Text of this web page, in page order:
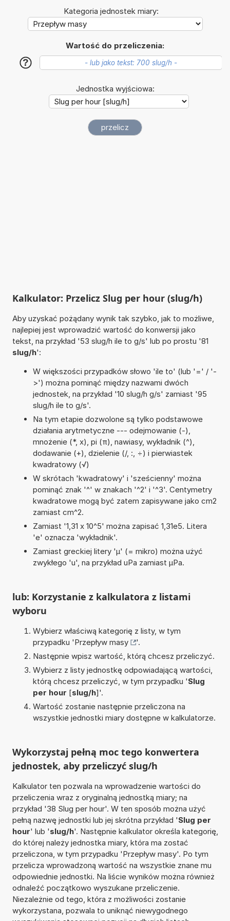
Kategoria jednostek miary:
Wartość do przeliczenia:
?
Jednostka wyjściowa:
Kalkulator: Przelicz Slug per hour (slug/h)
Aby uzyskać pożądany wynik tak szybko, jak to możliwe,
najlepiej jest wprowadzić wartość do konwersji jako
tekst, na przykład '53 slug/h ile to g/s' lub po prostu '81
slug/h':
W większości przypadków słowo 'ile to' (lub '=' / '-
>') można pominąć między nazwami dwóch
jednostek, na przykład '10 slug/h g/s' zamiast '95
slug/h ile to g/s'.
Na tym etapie dozwolone są tylko podstawowe
działania arytmetyczne --- odejmowanie (-),
mnożenie (*, x), pi (π), nawiasy, wykładnik (^),
dodawanie (+), dzielenie (/, :, ÷) i pierwiastek
kwadratowy (√)
W skrótach 'kwadratowy' i 'sześcienny' można
pominąć znak '^' w znakach '^2' i '^3'. Centymetry
kwadratowe mogą być zatem zapisywane jako cm2
zamiast cm^2.
Zamiast '1,31 x 10^5' można zapisać 1,31e5. Litera
'e' oznacza 'wykładnik'.
Zamiast greckiej litery 'µ' (= mikro) można użyć
zwykłego 'u', na przykład uPa zamiast µPa.
lub: Korzystanie z kalkulatora z listami
wyboru
Wybierz właściwą kategorię z listy, w tym
przypadku 'Przepływ masy
'.
Następnie wpisz wartość, którą chcesz przeliczyć.
Wybierz z listy jednostkę odpowiadającą wartości,
którą chcesz przeliczyć, w tym przypadku 'Slug
per hour [slug/h]'.
Wartość zostanie następnie przeliczona na
wszystkie jednostki miary dostępne w kalkulatorze.
Wykorzystaj pełną moc tego konwertera
jednostek, aby przeliczyć slug/h
Kalkulator ten pozwala na wprowadzenie wartości do
przeliczenia wraz z oryginalną jednostką miary; na
przykład '38 Slug per hour'. W ten sposób można użyć
pełną nazwę jednostki lub jej skrótna przykład 'Slug per
hour' lub 'slug/h'. Następnie kalkulator określa kategorię,
do której należy jednostka miary, która ma zostać
przeliczona, w tym przypadku 'Przepływ masy'. Po tym
przelicza wprowadzoną wartość na wszystkie znane mu
odpowiednie jednostki. Na liście wyników można również
odnaleźć początkowo wyszukane przeliczenie.
Niezależnie od tego, która z możliwości zostanie
wykorzystana, pozwala to uniknąć niewygodnego